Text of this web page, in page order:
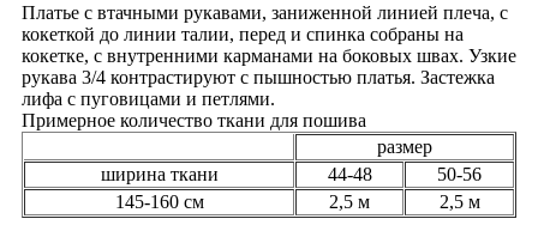
Платье с втачными рукавами, заниженной линией плеча, с
кокеткой до линии талии, перед и спинка собраны на
кокетке, с внутренними карманами на боковых швах. Узкие
рукава 3/4 контрастируют с пышностью платья. Застежка
лифа с пуговицами и петлями.
Примерное количество ткани для пошива
размер
ширина ткани
44-48
50-56
145-160 см
2,5 м 2,5 м